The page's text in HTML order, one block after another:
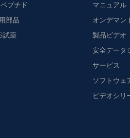
プチド
部品
試薬
マニュアル
オンデマン
製品ビデオ
安全データ
サービス
ソフトウェ
ビデオシリ